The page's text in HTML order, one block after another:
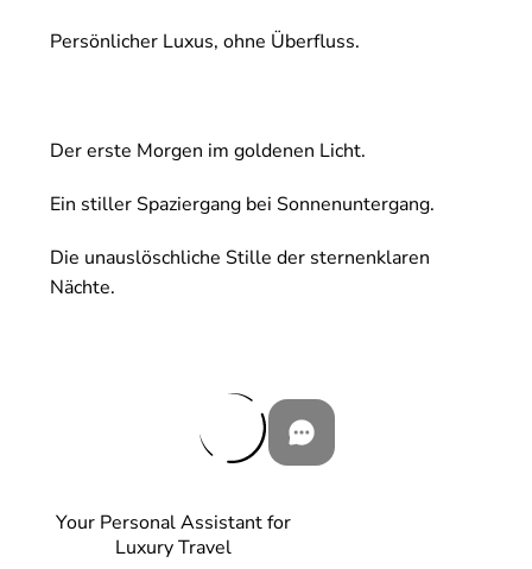
Your Personal Assistant for
Luxury Travel
Persönlicher Luxus, ohne Überfluss.
Der erste Morgen im goldenen Licht.
Ein stiller Spaziergang bei Sonnenuntergang.
Die unauslöschliche Stille der sternenklaren
Nächte.